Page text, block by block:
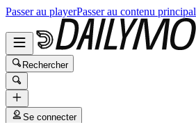
Passer au playerPasser au contenu principal
Rechercher
Se connecter